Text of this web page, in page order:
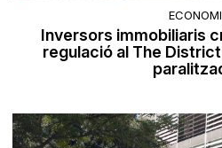
Inversors immobiliaris
regulació al The